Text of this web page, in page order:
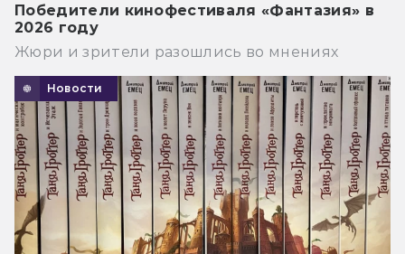
Победители кинофестиваля «Фантазия» в
2026 году
Жюри и зрители разошлись во мнениях
Новости